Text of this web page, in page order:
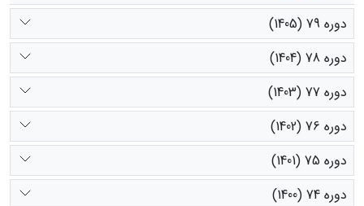
دوره 79 (1405)
دوره 78 (1404)
دوره 77 (1403)
دوره 76 (1402)
دوره 75 (1401)
دوره 74 (1400)